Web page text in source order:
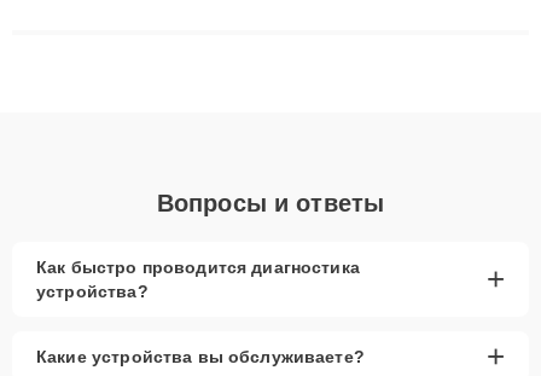
Вопросы и ответы
Как быстро проводится диагностика
устройства?
+
Какие устройства вы обслуживаете? +